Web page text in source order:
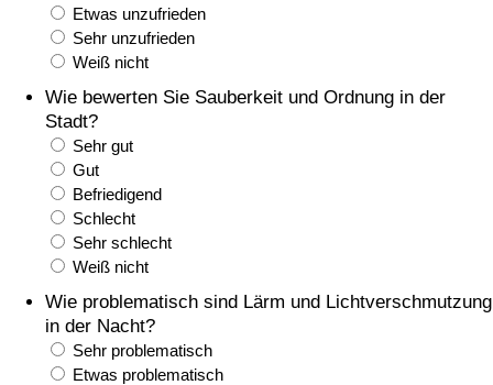
Etwas unzufrieden
Sehr unzufrieden
Weiß nicht
Wie bewerten Sie Sauberkeit und Ordnung in der
Stadt?
Sehr gut
Gut
Befriedigend
Schlecht
Sehr schlecht
Weiß nicht
Wie problematisch sind Lärm und Lichtverschmutzung
in der Nacht?
Sehr problematisch
Etwas problematisch
Umweltverschmutzung
Umweltverschmutzungs-Index (aktuell)
Verschmutzungsindex
Umweltverschmutzungs-Index nach Land
Verkehr
Verkehrs-Index
Verkehrs-Index (aktuell)